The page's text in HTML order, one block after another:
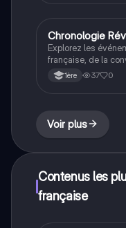
Histoire
Chronologie
Explorez les
française, de la
proclamation de la
dates
pour les étudiants
1ère 37 0
Voir plus
Contenus les
française